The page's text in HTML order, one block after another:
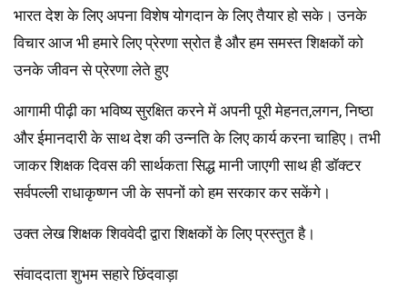
भारत देश के लिए अपना विशेष योगदान के लिए तैयार हो सके। उनके
विचार आज भी हमारे लिए प्रेरणा स्रोत है और हम समस्त शिक्षकों को
उनके जीवन से प्रेरणा लेते हुए
आगामी पीढ़ी का भविष्य सुरक्षित करने में अपनी पूरी मेहनत,लगन, निष्ठा
और ईमानदारी के साथ देश की उन्नति के लिए कार्य करना चाहिए। तभी
जाकर शिक्षक दिवस की सार्थकता सिद्ध मानी जाएगी साथ ही डॉक्टर
सर्वपल्ली राधाकृष्णन जी के सपनों को हम सरकार कर सकेंगे।
उक्त लेख शिक्षक शिववेदी द्वारा शिक्षकों के लिए प्रस्तुत है।
संवाददाता शुभम सहारे छिंदवाड़ा